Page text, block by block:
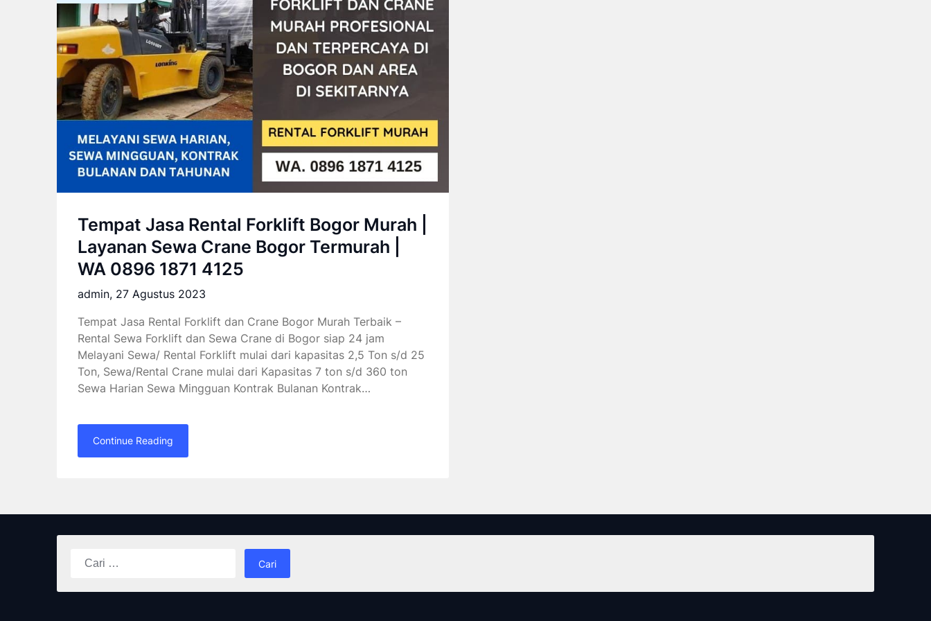
Tempat Jasa Rental Forklift Bogor Murah |
Layanan Sewa Crane Bogor Termurah |
WA 0896 1871 4125
admin, 27 Agustus 2023
Tempat Jasa Rental Forklift dan Crane Bogor Murah Terbaik –
Rental Sewa Forklift dan Sewa Crane di Bogor siap 24 jam
Melayani Sewa/ Rental Forklift mulai dari kapasitas 2,5 Ton s/d 25
Ton, Sewa/Rental Crane mulai dari Kapasitas 7 ton s/d 360 ton
Sewa Harian Sewa Mingguan Kontrak Bulanan Kontrak…
Continue Reading
Cari